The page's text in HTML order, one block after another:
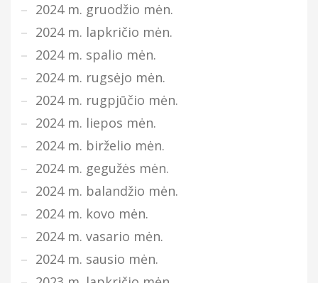
2024 m. gruodžio mėn.
2024 m. lapkričio mėn.
2024 m. spalio mėn.
2024 m. rugsėjo mėn.
2024 m. rugpjūčio mėn.
2024 m. liepos mėn.
2024 m. birželio mėn.
2024 m. gegužės mėn.
2024 m. balandžio mėn.
2024 m. kovo mėn.
2024 m. vasario mėn.
2024 m. sausio mėn.